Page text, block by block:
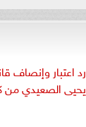
رد اعتبار وإنصاف
يحيى الصعيدي من